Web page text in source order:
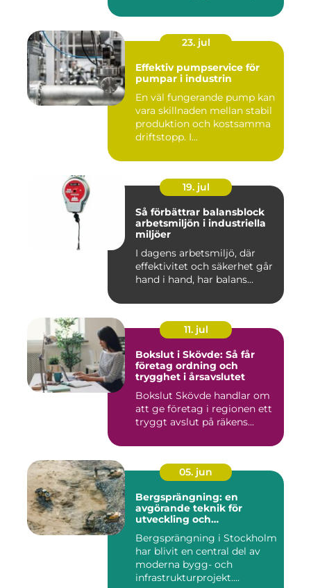
23. jul
Effektiv pumpservice för
pumpar i industrin
En väl fungerande pump kan
vara skillnaden mellan stabil
produktion och kostsamma
driftstopp. I...
19. jul
Så förbättrar balansblock
arbetsmiljön i industriella
miljöer
I dagens arbetsmiljö, där
effektivitet och säkerhet går
hand i hand, har balans...
11. jul
Bokslut i Skövde: Så får
företag ordning och
trygghet i årsavslutet
Bokslut Skövde handlar om
att ge företag i regionen ett
tryggt avslut på räkens...
05. jun
Bergsprängning: en
avgörande teknik för
utveckling och
Bergsprängning i Stockholm
har blivit en central del av
moderna bygg- och
infrastrukturprojekt....